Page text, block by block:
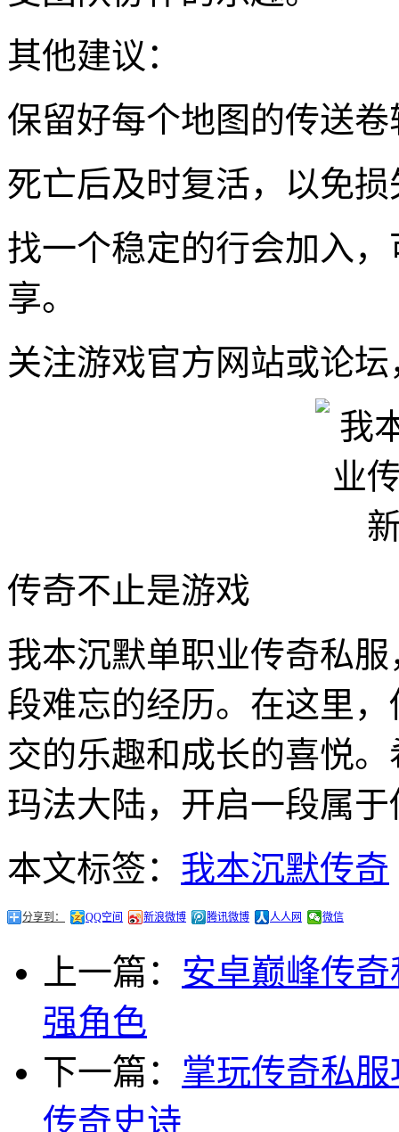
其他建议：
保留好每个地图的传送
死亡后及时复活，以免
找一个稳定的行会加入
享。
关注游戏官方网站或论
传奇不止是游戏
我本沉默单职业传奇私
段难忘的经历。在这里
交的乐趣和成长的喜悦
玛法大陆，开启一段属
本文标签： 我本沉默传奇
分享到： QQ空间 新浪微博 腾讯微博 人人网 微信
上一篇： 安卓巅峰传
强角色
下一篇： 掌玩传奇私
传奇史诗